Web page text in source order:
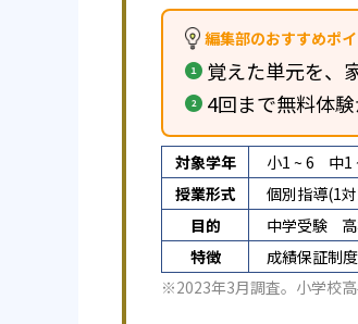
編集部のおすすめポ
覚えた単元を、
4回まで無料体験
対象学年 小1 ~ 6 中1
授業形式
個別指導(1
目的
中学受験
特徴
成績保証制
※2023年3月調査。 小学校